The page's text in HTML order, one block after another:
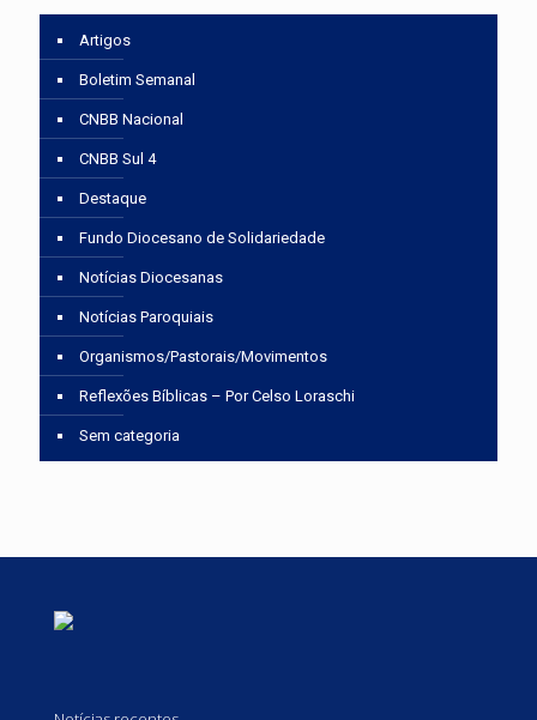
Artigos
Boletim Semanal
CNBB Nacional
CNBB Sul 4
Destaque
Fundo Diocesano de Solidariedade
Notícias Diocesanas
Notícias Paroquiais
Organismos/Pastorais/Movimentos
Reflexões Bíblicas – Por Celso Loraschi
Sem categoria